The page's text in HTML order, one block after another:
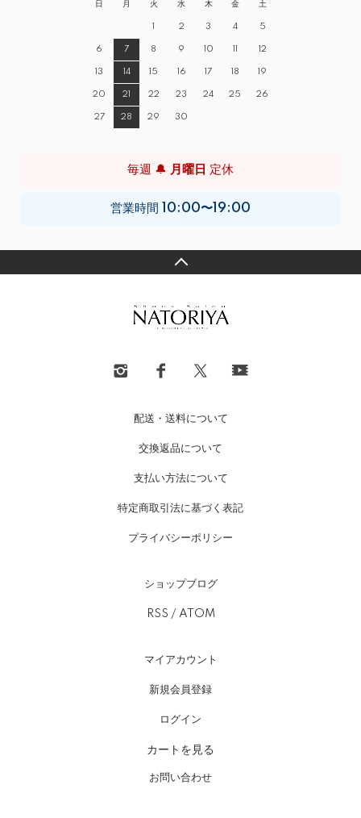
日 月 火 水 木 金 土
1 2 3 4 5
6 7 8 9 10 11 12
13 14 15 16 17 18 19
20 21 22 23 24 25 26
27 28 29 30
毎週 🔔 月曜日 定休
営業時間 10:00〜19:00
配送・送料について
交換返品について
支払い方法について
特定商取引法に基づく表記
プライバシーポリシー
ショップブログ
RSS / ATOM
マイアカウント
新規会員登録
ログイン
カートを見る
お問い合わせ